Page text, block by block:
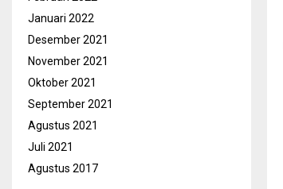
Januari 2022
Desember 2021
November 2021
Oktober 2021
September 2021
Agustus 2021
Juli 2021
Agustus 2017